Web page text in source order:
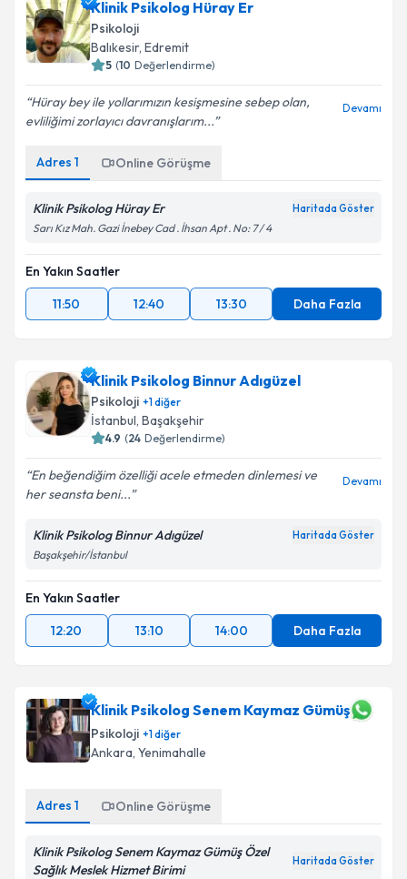
Klinik Psikolog Hüray Er
Psikoloji
Balıkesir, Edremit
5 (10 Değerlendirme)
Hüray bey ile yollarımızın kesişmesine sebep olan,
evliliğimi zorlayıcı davranışlarım...
Devamı
Adres 1 Online Görüşme
Klinik Psikolog Hüray Er Haritada Göster
Sarı Kız Mah. Gazi İnebey Cad . İhsan Apt . No: 7 / 4
En Yakın Saatler
11:50
12:40 13:30 Daha Fazla
Klinik Psikolog Binnur Adıgüzel
Psikoloji +1diğer
İstanbul, Başakşehir
4.9 (24 Değerlendirme)
En beğendiğim özelliği acele etmeden dinlemesi ve
her seansta beni...
Devamı
Klinik Psikolog Binnur Adıgüzel Haritada Göster
Başakşehir/İstanbul
En Yakın Saatler
12:20
13:10 14:00 Daha Fazla
Klinik Psikolog Senem Kaymaz Gümüş
Psikoloji +1diğer
Ankara, Yenimahalle
Adres 1 Online Görüşme
Klinik Psikolog Senem Kaymaz Gümüş Özel
Sağlık Meslek Hizmet Birimi
Haritada Göster